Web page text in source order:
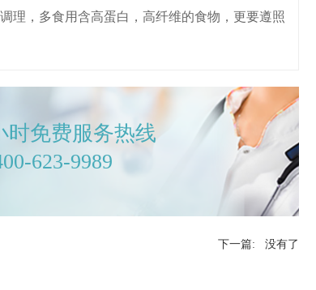
理，多食用含高蛋白，高纤维的食物，更要遵照
时免费服务热线
623-9989
下一篇: 没有了